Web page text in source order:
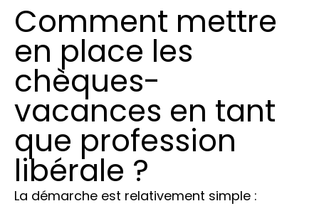
Comment mettre
en place les
chèques-
vacances en tant
que profession
libérale ?
La démarche est relativement simple :